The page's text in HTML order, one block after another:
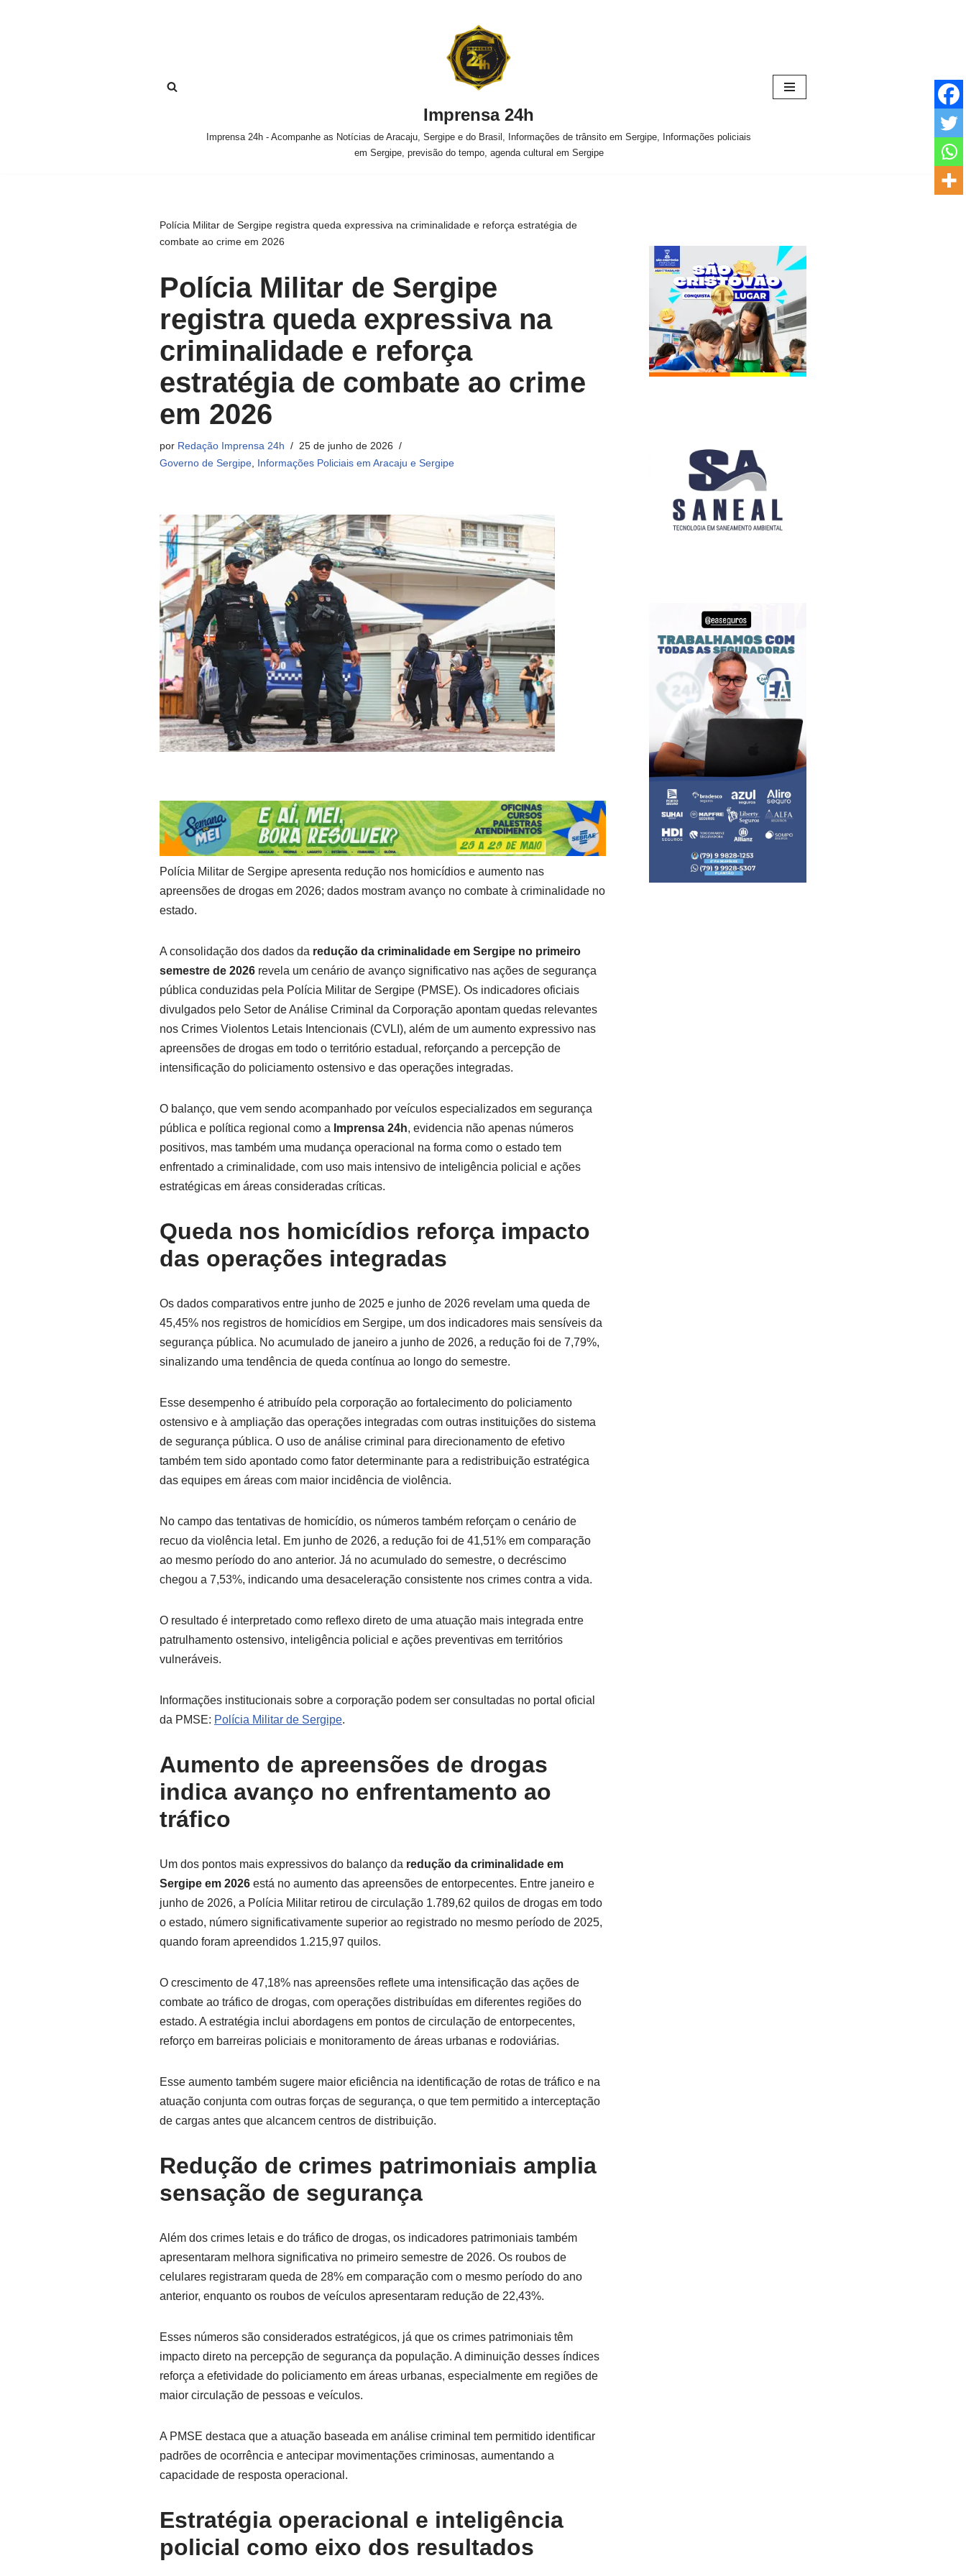
Imprensa 24h
Imprensa 24h - Acompanhe as Notícias de Aracaju, Sergipe e do Brasil, Informações de trânsito em Sergipe, Informações policiais
em Sergipe, previsão do tempo, agenda cultural em Sergipe
Polícia Militar de Sergipe registra queda expressiva na criminalidade e reforça estratégia de
combate ao crime em 2026
Polícia Militar de Sergipe
registra queda expressiva na
criminalidade e reforça
estratégia de combate ao crime
em 2026
por Redação Imprensa 24h
25 de junho de 2026
Governo de Sergipe Informações Policiais em Aracaju e Sergipe
Polícia Militar de Sergipe apresenta redução nos homicídios e aumento nas
apreensões de drogas em 2026; dados mostram avanço no combate à criminalidade no
estado.
A consolidação dos dados da redução da criminalidade em Sergipe no primeiro
semestre de 2026 revela um cenário de avanço significativo nas ações de segurança
pública conduzidas pela Polícia Militar de Sergipe (PMSE). Os indicadores oficiais
divulgados pelo Setor de Análise Criminal da Corporação apontam quedas relevantes
nos Crimes Violentos Letais Intencionais (CVLI), além de um aumento expressivo nas
apreensões de drogas em todo o território estadual, reforçando a percepção de
intensificação do policiamento ostensivo e das operações integradas.
O balanço, que vem sendo acompanhado por veículos especializados em segurança
pública e política regional como a Imprensa 24h, evidencia não apenas números
positivos, mas também uma mudança operacional na forma como o estado tem
enfrentado a criminalidade, com uso mais intensivo de inteligência policial e ações
estratégicas em áreas consideradas críticas.
Queda nos homicídios reforça impacto
das operações integradas
Os dados comparativos entre junho de 2025 e junho de 2026 revelam uma queda de
45,45% nos registros de homicídios em Sergipe, um dos indicadores mais sensíveis da
segurança pública. No acumulado de janeiro a junho de 2026, a redução foi de 7,79%,
sinalizando uma tendência de queda contínua ao longo do semestre.
Esse desempenho é atribuído pela corporação ao fortalecimento do policiamento
ostensivo e à ampliação das operações integradas com outras instituições do sistema
de segurança pública. O uso de análise criminal para direcionamento de efetivo
também tem sido apontado como fator determinante para a redistribuição estratégica
das equipes em áreas com maior incidência de violência.
No campo das tentativas de homicídio, os números também reforçam o cenário de
recuo da violência letal. Em junho de 2026, a redução foi de 41,51% em comparação
ao mesmo período do ano anterior. Já no acumulado do semestre, o decréscimo
chegou a 7,53%, indicando uma desaceleração consistente nos crimes contra a vida.
O resultado é interpretado como reflexo direto de uma atuação mais integrada entre
patrulhamento ostensivo, inteligência policial e ações preventivas em territórios
vulneráveis.
Informações institucionais sobre a corporação podem ser consultadas no portal oficial
da PMSE: Polícia Militar de Sergipe.
Aumento de apreensões de drogas
indica avanço no enfrentamento ao
tráfico
Um dos pontos mais expressivos do balanço da redução da criminalidade em
Sergipe em 2026 está no aumento das apreensões de entorpecentes. Entre janeiro e
junho de 2026, a Polícia Militar retirou de circulação 1.789,62 quilos de drogas em todo
o estado, número significativamente superior ao registrado no mesmo período de 2025,
quando foram apreendidos 1.215,97 quilos.
O crescimento de 47,18% nas apreensões reflete uma intensificação das ações de
combate ao tráfico de drogas, com operações distribuídas em diferentes regiões do
estado. A estratégia inclui abordagens em pontos de circulação de entorpecentes,
reforço em barreiras policiais e monitoramento de áreas urbanas e rodoviárias.
Esse aumento também sugere maior eficiência na identificação de rotas de tráfico e na
atuação conjunta com outras forças de segurança, o que tem permitido a interceptação
de cargas antes que alcancem centros de distribuição.
Redução de crimes patrimoniais amplia
sensação de segurança
Além dos crimes letais e do tráfico de drogas, os indicadores patrimoniais também
apresentaram melhora significativa no primeiro semestre de 2026. Os roubos de
celulares registraram queda de 28% em comparação com o mesmo período do ano
anterior, enquanto os roubos de veículos apresentaram redução de 22,43%.
Esses números são considerados estratégicos, já que os crimes patrimoniais têm
impacto direto na percepção de segurança da população. A diminuição desses índices
reforça a efetividade do policiamento em áreas urbanas, especialmente em regiões de
maior circulação de pessoas e veículos.
A PMSE destaca que a atuação baseada em análise criminal tem permitido identificar
padrões de ocorrência e antecipar movimentações criminosas, aumentando a
capacidade de resposta operacional.
Estratégia operacional e inteligência
policial como eixo dos resultados